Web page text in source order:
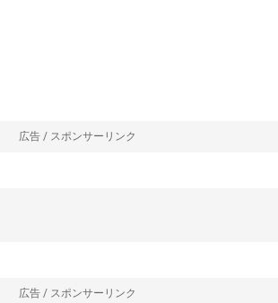
広告 / スポンサーリンク
広告 / スポンサーリンク